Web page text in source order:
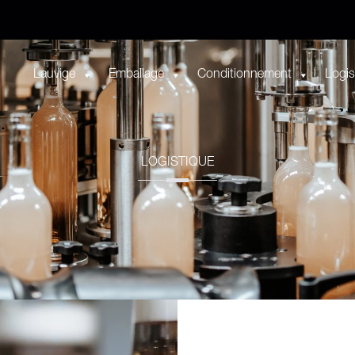
Lauvige Emballage Conditionnement
LOGISTIQUE